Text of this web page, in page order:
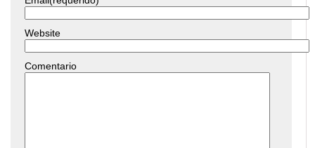
Website
Comentario